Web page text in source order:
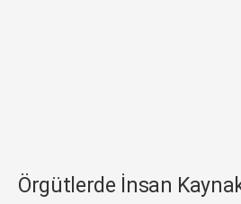
Örgütlerde İnsan